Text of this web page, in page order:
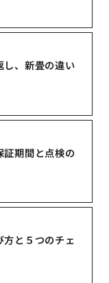
し、新畳の違い
証期間と点検の
と５つのチェ